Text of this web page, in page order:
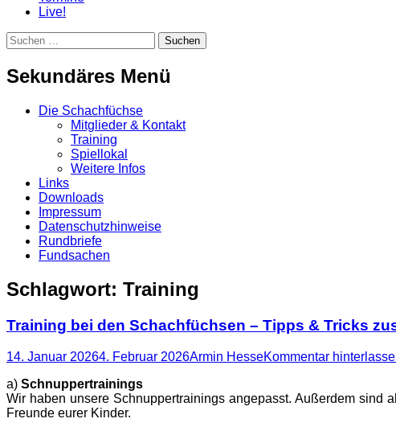
Live!
Suchen
Suchen
nach:
Sekundäres Menü
Zum
Die Schachfüchse
Mitglieder & Kontakt
Training
Spiellokal
Weitere Infos
Links
Downloads
Impressum
Datenschutzhinweise
Rundbriefe
Fundsachen
Schlagwort: Training
Training bei den Schachfüchsen – Tipps & Tricks
Posted
14. Januar 20264. Februar 2026Autor
Armin HesseKommentar
a) Schnuppertrainings
Wir haben unsere Schnuppertrainings angepasst. Außerdem sind
Freunde eurer Kinder.